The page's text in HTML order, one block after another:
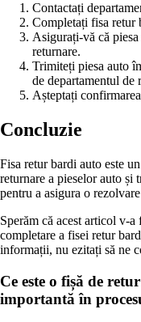
Contactați
Completați fisa retur
Asigurați-vă că
returnare.
Trimiteți piesa auto
de departamentul de
Așteptați
Concluzie
Fisa retur bardi auto este
returnare a pieselor auto și
pentru a asigura o
Sperăm că acest articol v-
completare a fisei retur
informații, nu ezitați să ne
Ce este o fișă de
importantă în